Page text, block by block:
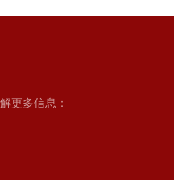
更多信息：